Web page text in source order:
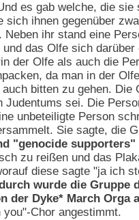
es gab welche, die
ihnen gegenüber
ihr stand eine
das Olfe sich
der Olfe als auch die
da man in der
bitten zu gehen.
sei. Die
unbeteiligte Person
Sie sagte, die
zu reißen und das
diese sagte "ja ich
wurde die Gruppe
der Dyke* March Orga
Chor angestimmt.